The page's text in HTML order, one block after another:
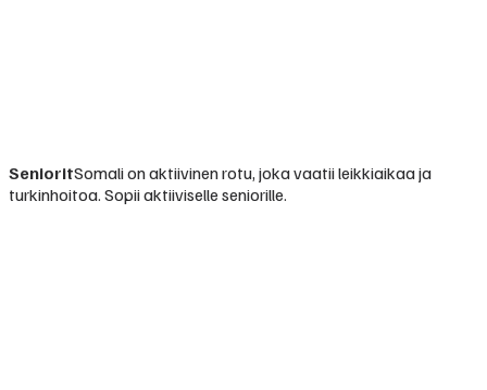
SenioritSomali on aktiivinen rotu, joka vaatii leikkiaikaa ja
turkinhoitoa. Sopii aktiiviselle seniorille.